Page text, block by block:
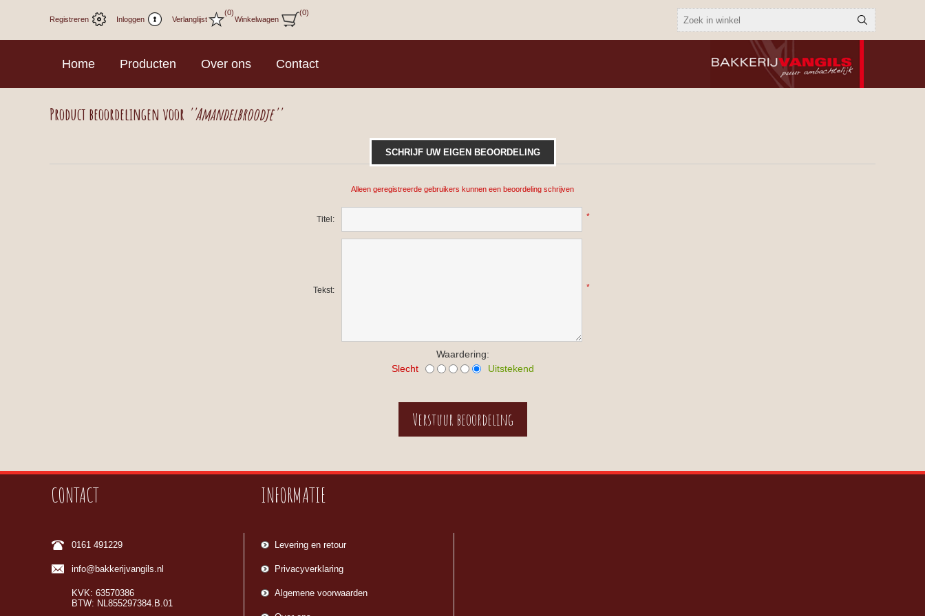
Registreren Inloggen Verlanglijst
(0)
Winkelwagen
(0)
Home Producten Over ons Contact
Product beoordelingen voor Amandelbroodje
SCHRIJF UW EIGEN BEOORDELING
Alleen geregistreerde gebruikers kunnen een beoordeling schrijven
Titel: *
Tekst: *
Waardering:
Slecht
Uitstekend
CONTACT
0161 491229
info@bakkerijvangils.nl
KVK: 63570386
BTW: NL855297384.B.01
INFORMATIE
Levering en retour
Privacyverklaring
Algemene voorwaarden